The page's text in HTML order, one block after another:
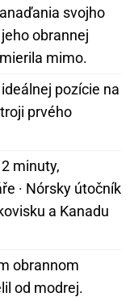
svojho
obrannej
mimo.
pozície na
prvého
minuty,
· Nórsky útočník
a Kanadu
obrannom
od modrej.